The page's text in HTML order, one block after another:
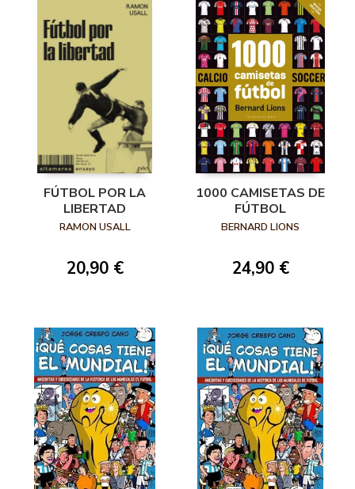
FÚTBOL POR LA
LIBERTAD
RAMON USALL
20,90 €
1000 CAMISETAS DE
FÚTBOL
BERNARD LIONS
24,90 €